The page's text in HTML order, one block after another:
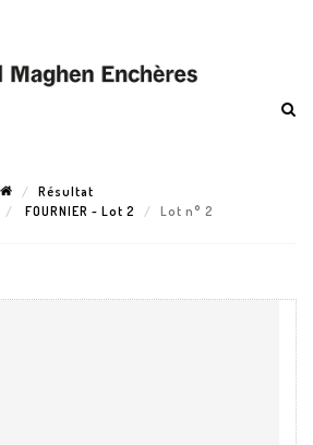
Résultat
FOURNIER - Lot 2
Lot n° 2